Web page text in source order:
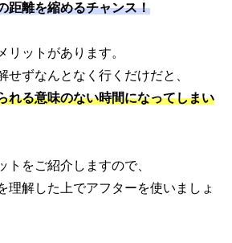
距離を縮めるチャンス！
リットがあります。
せずなんとなく行くだけだと、
れる意味のない時間になってしまい
トをご紹介しますので、
理解した上でアフターを使いましょ